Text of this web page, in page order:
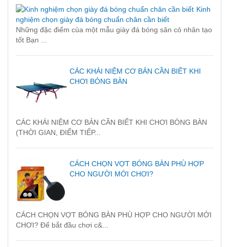
Kinh
nghiệm chọn giày đá bóng chuẩn chân cần biết
Những đặc điểm của một mẫu giày đá bóng sân cỏ nhân tạo
tốt Bạn ...
CÁC KHÁI NIỆM CƠ BẢN CẦN BIẾT KHI
CHƠI BÓNG BÀN
CÁC KHÁI NIỆM CƠ BẢN CẦN BIẾT KHI CHƠI BÓNG BÀN
(THỜI GIAN, ĐIỂM TIẾP...
CÁCH CHỌN VỢT BÓNG BÀN PHÙ HỢP
CHO NGƯỜI MỚI CHƠI?
CÁCH CHỌN VỢT BÓNG BÀN PHÙ HỢP CHO NGƯỜI MỚI
CHƠI? Để bắt đầu chơi c&...